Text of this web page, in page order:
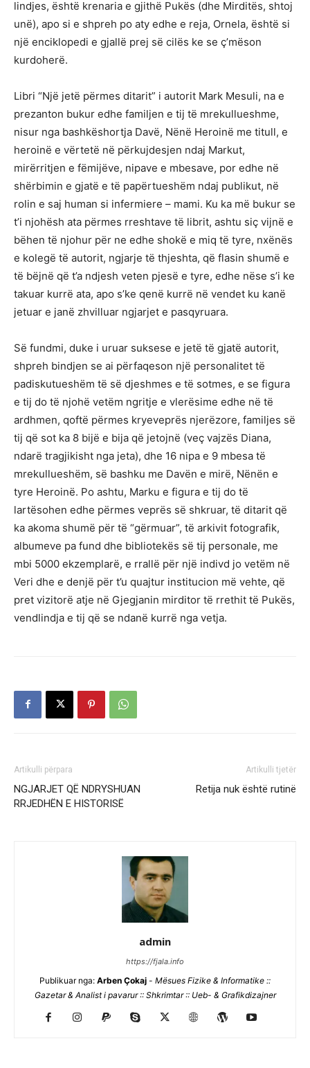
lindjes, është krenaria e gjithë Pukës (dhe Mirditës, shtoj
unë), apo si e shpreh po aty edhe e reja, Ornela, është si
një enciklopedi e gjallë prej së cilës ke se ç’mëson
kurdoherë.
Libri “Një jetë përmes ditarit” i autorit Mark Mesuli, na e
prezanton bukur edhe familjen e tij të mrekullueshme,
nisur nga bashkëshortja Davë, Nënë Heroinë me titull, e
heroinë e vërtetë në përkujdesjen ndaj Markut,
mirërritjen e fëmijëve, nipave e mbesave, por edhe në
shërbimin e gjatë e të papërtueshëm ndaj publikut, në
rolin e saj human si infermiere – mami. Ku ka më bukur se
t’i njohësh ata përmes rreshtave të librit, ashtu siç vijnë e
bëhen të njohur për ne edhe shokë e miq të tyre, nxënës
e kolegë të autorit, ngjarje të thjeshta, që flasin shumë e
të bëjnë që t’a ndjesh veten pjesë e tyre, edhe nëse s’i ke
takuar kurrë ata, apo s’ke qenë kurrë në vendet ku kanë
jetuar e janë zhvilluar ngjarjet e pasqyruara.
Së fundmi, duke i uruar suksese e jetë të gjatë autorit,
shpreh bindjen se ai përfaqeson një personalitet të
padiskutueshëm të së djeshmes e të sotmes, e se figura
e tij do të njohë vetëm ngritje e vlerësime edhe në të
ardhmen, qoftë përmes kryeveprës njerëzore, familjes së
tij që sot ka 8 bijë e bija që jetojnë (veç vajzës Diana,
ndarë tragjikisht nga jeta), dhe 16 nipa e 9 mbesa të
mrekullueshëm, së bashku me Davën e mirë, Nënën e
tyre Heroinë. Po ashtu, Marku e figura e tij do të
lartësohen edhe përmes veprës së shkruar, të ditarit që
ka akoma shumë për të “gërmuar”, të arkivit fotografik,
albumeve pa fund dhe bibliotekës së tij personale, me
mbi 5000 ekzemplarë, e rrallë për një indivd jo vetëm në
Veri dhe e denjë për t’u quajtur institucion më vehte, që
pret vizitorë atje në Gjegjanin mirditor të rrethit të Pukës,
vendlindja e tij që se ndanë kurrë nga vetja.
Artikulli përpara
NGJARJET QË NDRYSHUAN
RRJEDHËN E HISTORISË
Artikulli tjetër
Retija nuk është rutinë
admin
https://fjala.info
Publikuar nga: Arben Çokaj - Mësues Fizike & Informatike ::
Gazetar & Analist i pavarur :: Shkrimtar :: Ueb- & Grafikdizajner